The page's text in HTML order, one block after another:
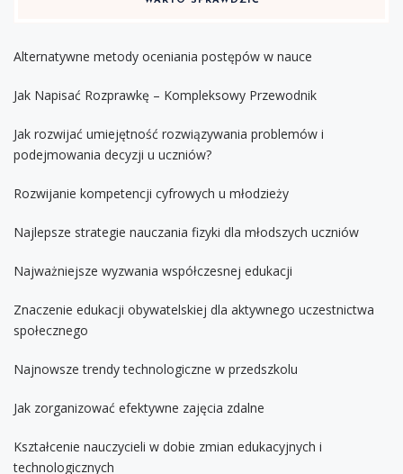
Alternatywne metody oceniania postępów w nauce
Jak Napisać Rozprawkę – Kompleksowy Przewodnik
Jak rozwijać umiejętność rozwiązywania problemów i
podejmowania decyzji u uczniów?
Rozwijanie kompetencji cyfrowych u młodzieży
Najlepsze strategie nauczania fizyki dla młodszych uczniów
Najważniejsze wyzwania współczesnej edukacji
Znaczenie edukacji obywatelskiej dla aktywnego uczestnictwa
społecznego
Najnowsze trendy technologiczne w przedszkolu
Jak zorganizować efektywne zajęcia zdalne
Kształcenie nauczycieli w dobie zmian edukacyjnych i
technologicznych